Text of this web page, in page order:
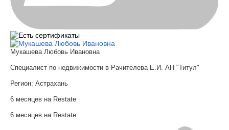
Мукашева Любовь Ивановна
Специалист по недвижимости в Рачителева Е.И. АН "Титул"
Регион: Астрахань
6 месяцев на Restate
6 месяцев на Restate